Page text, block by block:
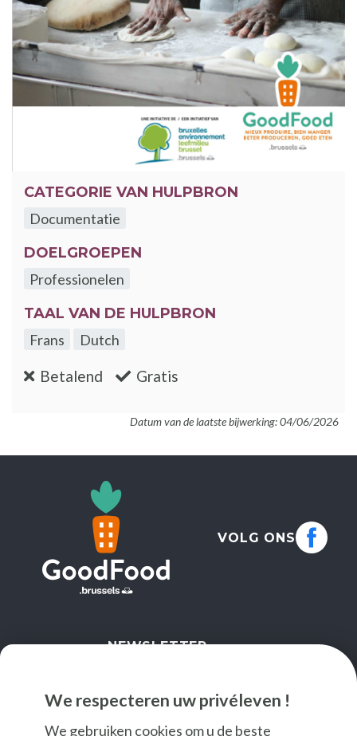
We respecteren uw privéleven !
We gebruiken cookies om u de beste
CATEGORIE VAN HULPBRON
Documentatie
DOELGROEPEN
Professionelen
TAAL VAN DE HULPBRON
Frans
Dutch
Betalend :nee Gratis
Datum van de laatste bijwerking: 04/06/2026
VOLG ONS
NEWSLETTER